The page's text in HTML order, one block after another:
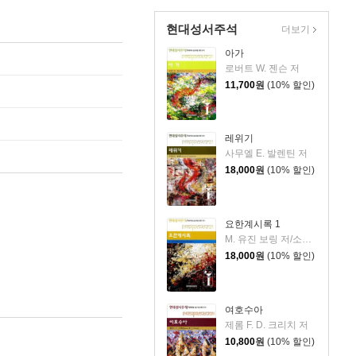
현대성서주석
아가
로버트 W. 젠슨 저
11,700원 (10% 할인)
레위기
사무엘 E. 발렌틴 저
18,000원 (10% 할인)
요한계시록 1
M. 유진 보링 저/소기천 역
18,000원 (10% 할인)
여호수아
제롬 F. D. 크리치 저
10,800원 (10% 할인)
더보기